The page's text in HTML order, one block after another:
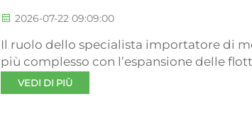
2026-07-22 09:09:00
Il ruolo dello specialista importatore di
più complesso con l’espansione delle
domanda di ricambi. Ogni azienda
oggi gestire tempi di consegna più
VEDI DI PIÙ